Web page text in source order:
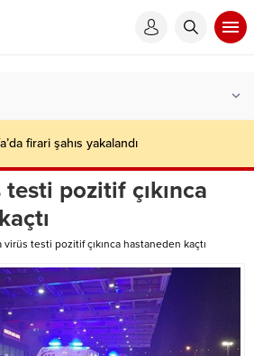
firari şahıs yakalandı
pozitif çıkınca
virüs testi pozitif çıkınca hastaneden kaçtı